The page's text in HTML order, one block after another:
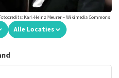
Karl-Heinz Meurer – Wikimedia Commons
Alle Locaties